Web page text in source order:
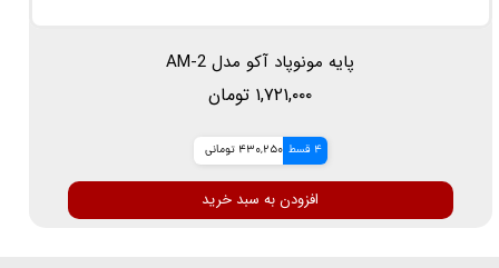
پایه مونوپاد آکو مدل AM-2
۱,۷۲۱,۰۰۰ تومان
4 قسط 430,250 تومانی
افزودن به سبد خرید